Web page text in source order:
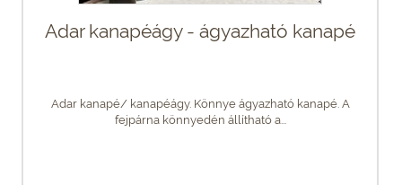
Adar kanapéágy - ágyazható kanapé
Adar kanapé/ kanapéágy. Könnye ágyazható kanapé. A
fejpárna könnyedén állítható a...